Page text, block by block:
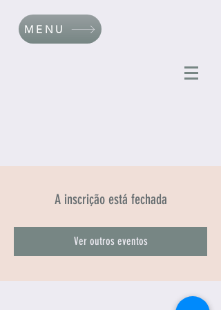
MENU
A inscrição está fechada
Ver outros eventos